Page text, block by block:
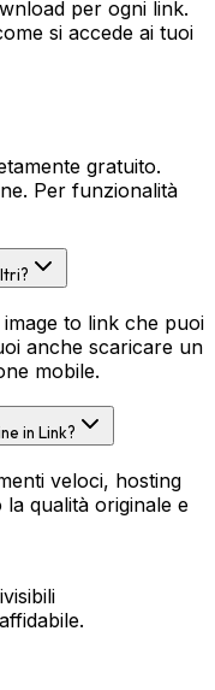
per ogni link.
si accede ai tuoi
gratuito.
Per funzionalità
to link che puoi
anche scaricare un
mobile.
in Link?
veloci, hosting
qualità originale e